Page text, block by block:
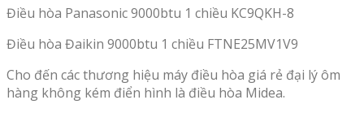
Điều hòa Panasonic 9000btu 1 chiều KC9QKH-8
Điều hòa Đaikin 9000btu 1 chiều FTNE25MV1V9
Cho đến các thương hiệu máy điều hòa giá rẻ đại lý ôm
hàng không kém điển hình là điều hòa Midea.